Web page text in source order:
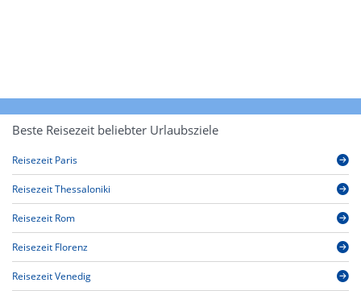
Beste Reisezeit beliebter Urlaubsziele
Reisezeit Paris
Reisezeit Thessaloniki
Reisezeit Rom
Reisezeit Florenz
Reisezeit Venedig